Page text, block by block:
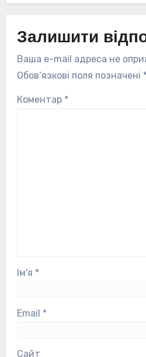
Залишити
Ваша e-mail адреса не
Обов’язкові поля позначені *
Коментар *
Ім'я *
Email *
Сайт